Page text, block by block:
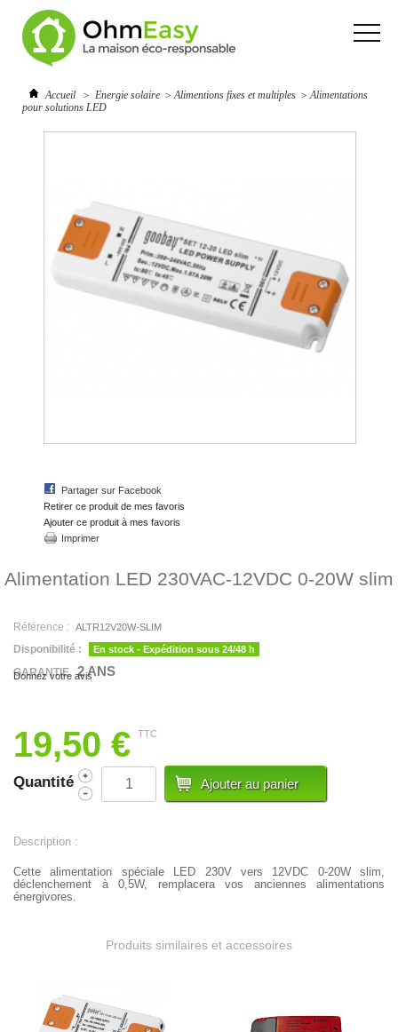
Accueil > Energie solaire > Alimentions fixes et multiples > Alimentations
pour solutions LED
Partager sur Facebook
Retirer ce produit de mes favoris
Ajouter ce produit à mes favoris
Imprimer
Alimentation LED 230VAC-12VDC 0-20W slim
Référence : ALTR12V20W-SLIM
Disponibilité : En stock - Expédition sous 24/48 h
GARANTIE 2 ANS
Donnez votre avis
19,50 € TTC
Quantité
Description :
Cette alimentation spéciale LED 230V vers 12VDC 0-20W slim,
déclenchement à 0,5W, remplacera vos anciennes alimentations
énergivores.
Produits similaires et accessoires